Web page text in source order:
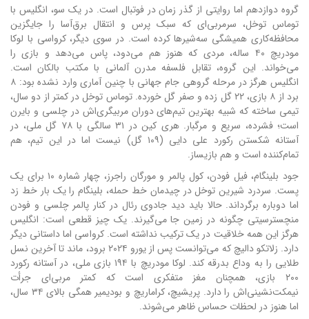
گروه دوازدهم اما روایتی از گذر زمان در فوتبال است. در یک سو، انگلیس با
توماس توخل، سرمربی‌ای که سبک پرس و انتقال برق‌آسا را جایگزین
محافظه‌کاری همیشگی سه‌شیرها کرده است. در سوی دیگر، کرواسی با لوکا
مودریچ ۴۰ ساله، مردی که هنوز هم می‌دود، پاس می‌دهد و بازی را
می‌خواند. این گروه، تقابل فلسفه مدرن آلمانی با مکتب بالکان است.
انگلیس هرگز در مرحله گروهی جام جهانی با چنین آماری وارد نشده بود: ۸
برد از ۸ بازی، ۲۲ گل زده و صفر گل خورده. توماس توخل در کمتر از دو سال،
تیمی ساخته که شبیه بهترین تیم‌های دوران مربیگری‌اش در چلسی و بایرن
است؛ فشرده، سریع و مرگبار. هری کین در ۳۱ سالگی با ۷۸ گل ملی، در
آستانه شکستن رکورد علی دایی (۱۰۹ گل) نیست اما در این تیم، هم
تمام‌کننده است و هم بازیساز.
جود بلینگام، فیل فودن، کول پالمر و مورگان راجرز، چهار شماره ۱۰ برای یک
پست. سردرد شیرین توخل در چیدمان خط حمله، بلینگام را یک بار خط زد
اما دوباره برگرداند. حالا باید دید جادوی رئال در کنار پالمر چلسی و فودن
منچسترسیتی چگونه در زمین جا می‌گیرند. یک چیز قطعی است: انگلیس
هرگز این همه خلاقیت در یک ترکیب نداشته است. کرواسی اما داستانی دیگر
دارد. زلاتکو دالیچ که می‌توانست پس از یورو ۲۰۲۴ برود، ماند تا آخرین نسل
طلایی را به وداع بدرقه کند. لوکا مودریچ با ۱۹۴ بازی ملی، در آستانه رکورد
۲۰۰ بازی، همچنان مغز متفکری است که کمتر مربی‌ای جرأت
نیمکت‌نشینی‌اش را دارد. پریشیچ، کراماریچ و بودیمیر همگی بالای ۳۴ سال،
اما هنوز در لحظات حساس ظاهر می‌شوند.